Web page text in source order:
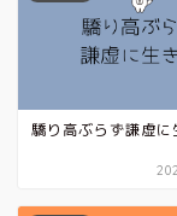
驕り高ぶらず謙虚に